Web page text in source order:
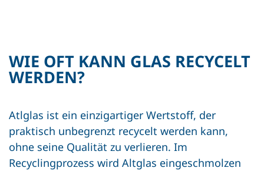
WIE OFT KANN GLAS RECYCELT
WERDEN?
Atlglas ist ein einzigartiger Wertstoff, der
praktisch unbegrenzt recycelt werden kann,
ohne seine Qualität zu verlieren. Im
Recyclingprozess wird Altglas eingeschmolzen